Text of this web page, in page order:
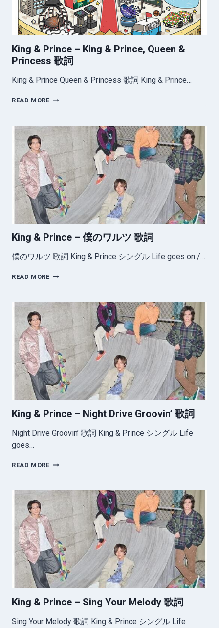
King & Prince – King & Prince, Queen &
Princess 歌詞
King & Prince Queen & Princess 歌詞 King & Prince…
READ MOREKING
–
KING
PRINCE,
QUEEN
&
PRINCESS
歌
詞
King & Prince – 僕のワルツ 歌詞
僕のワルツ 歌詞 King & Prince シングル Life goes on /…
READ MOREKING
–
僕
ワ
ル
ツ
歌
詞
King & Prince – Night Drive Groovin’ 歌詞
Night Drive Groovin’ 歌詞 King & Prince シングル Life
goes…
READ MOREKING
–
NIGHT
GROOVIN’
歌
詞
King & Prince – Sing Your Melody 歌詞
Sing Your Melody 歌詞 King & Prince シングル Life